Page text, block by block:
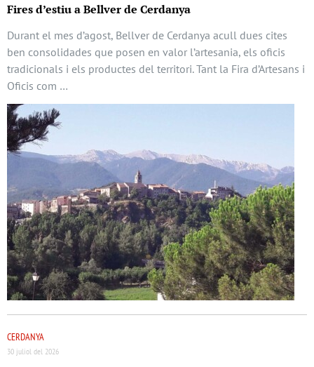
Fires d’estiu a Bellver de Cerdanya
Durant el mes d’agost, Bellver de Cerdanya acull dues cites
ben consolidades que posen en valor l’artesania, els oficis
tradicionals i els productes del territori. Tant la Fira d’Artesans i
Oficis com …
CERDANYA
30 juliol del 2026